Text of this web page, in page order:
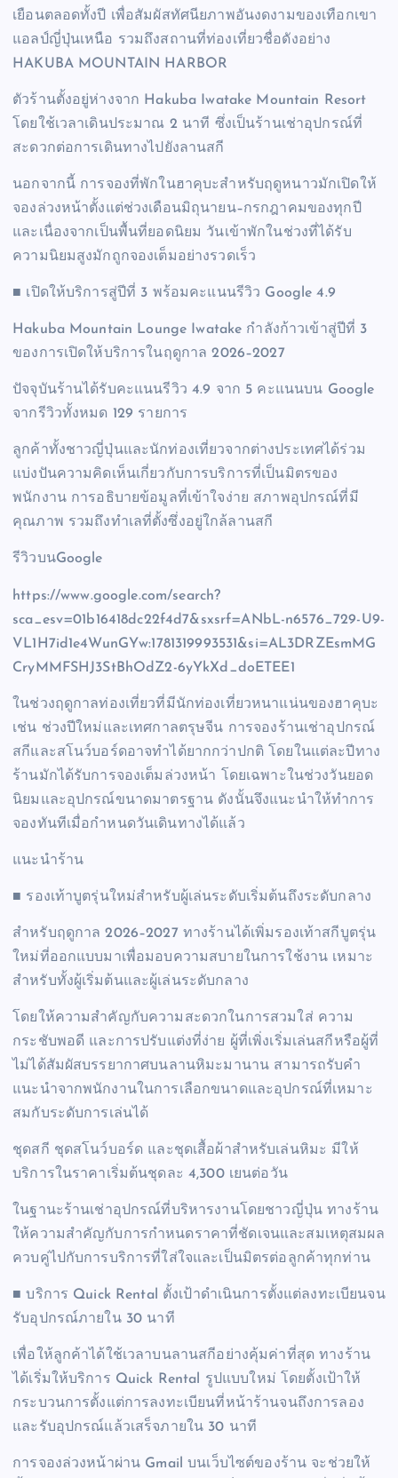
เยือนตลอดทั้งปี เพื่อสัมผัสทัศนียภาพอันงดงามของเทือกเขา
แอลป์ญี่ปุ่นเหนือ รวมถึงสถานที่ท่องเที่ยวชื่อดังอย่าง
HAKUBA MOUNTAIN HARBOR
ตัวร้านตั้งอยู่ห่างจาก Hakuba Iwatake Mountain Resort
โดยใช้เวลาเดินประมาณ 2 นาที ซึ่งเป็นร้านเช่าอุปกรณ์ที่
สะดวกต่อการเดินทางไปยังลานสกี
นอกจากนี้ การจองที่พักในฮาคุบะสำหรับฤดูหนาวมักเปิดให้
จองล่วงหน้าตั้งแต่ช่วงเดือนมิถุนายน–กรกฎาคมของทุกปี
และเนื่องจากเป็นพื้นที่ยอดนิยม วันเข้าพักในช่วงที่ได้รับ
ความนิยมสูงมักถูกจองเต็มอย่างรวดเร็ว
■ เปิดให้บริการสู่ปีที่ 3 พร้อมคะแนนรีวิว Google 4.9
Hakuba Mountain Lounge Iwatake กำลังก้าวเข้าสู่ปีที่ 3
ของการเปิดให้บริการในฤดูกาล 2026–2027
ปัจจุบันร้านได้รับคะแนนรีวิว 4.9 จาก 5 คะแนนบน Google
จากรีวิวทั้งหมด 129 รายการ
ลูกค้าทั้งชาวญี่ปุ่นและนักท่องเที่ยวจากต่างประเทศได้ร่วม
แบ่งปันความคิดเห็นเกี่ยวกับการบริการที่เป็นมิตรของ
พนักงาน การอธิบายข้อมูลที่เข้าใจง่าย สภาพอุปกรณ์ที่มี
คุณภาพ รวมถึงทำเลที่ตั้งซึ่งอยู่ใกล้ลานสกี
รีวิวบนGoogle
https://www.google.com/search?
sca_esv=01b16418dc22f4d7&sxsrf=ANbL-n6576_729-U9-
VL1H7id1e4WunGYw:1781319993531&si=AL3DRZEsmMG
CryMMFSHJ3StBhOdZ2-6yYkXd_doETEE1
ในช่วงฤดูกาลท่องเที่ยวที่มีนักท่องเที่ยวหนาแน่นของฮาคุบะ
เช่น ช่วงปีใหม่และเทศกาลตรุษจีน การจองร้านเช่าอุปกรณ์
สกีและสโนว์บอร์ดอาจทำได้ยากกว่าปกติ โดยในแต่ละปีทาง
ร้านมักได้รับการจองเต็มล่วงหน้า โดยเฉพาะในช่วงวันยอด
นิยมและอุปกรณ์ขนาดมาตรฐาน ดังนั้นจึงแนะนำให้ทำการ
จองทันทีเมื่อกำหนดวันเดินทางได้แล้ว
แนะนำร้าน
■ รองเท้าบูตรุ่นใหม่สำหรับผู้เล่นระดับเริ่มต้นถึงระดับกลาง
สำหรับฤดูกาล 2026–2027 ทางร้านได้เพิ่มรองเท้าสกีบูตรุ่น
ใหม่ที่ออกแบบมาเพื่อมอบความสบายในการใช้งาน เหมาะ
สำหรับทั้งผู้เริ่มต้นและผู้เล่นระดับกลาง
โดยให้ความสำคัญกับความสะดวกในการสวมใส่ ความ
กระชับพอดี และการปรับแต่งที่ง่าย ผู้ที่เพิ่งเริ่มเล่นสกีหรือผู้ที่
ไม่ได้สัมผัสบรรยากาศบนลานหิมะมานาน สามารถรับคำ
แนะนำจากพนักงานในการเลือกขนาดและอุปกรณ์ที่เหมาะ
สมกับระดับการเล่นได้
ชุดสกี ชุดสโนว์บอร์ด และชุดเสื้อผ้าสำหรับเล่นหิมะ มีให้
บริการในราคาเริ่มต้นชุดละ 4,300 เยนต่อวัน
ในฐานะร้านเช่าอุปกรณ์ที่บริหารงานโดยชาวญี่ปุ่น ทางร้าน
ให้ความสำคัญกับการกำหนดราคาที่ชัดเจนและสมเหตุสมผล
ควบคู่ไปกับการบริการที่ใส่ใจและเป็นมิตรต่อลูกค้าทุกท่าน
■ บริการ Quick Rental ตั้งเป้าดำเนินการตั้งแต่ลงทะเบียนจน
รับอุปกรณ์ภายใน 30 นาที
เพื่อให้ลูกค้าได้ใช้เวลาบนลานสกีอย่างคุ้มค่าที่สุด ทางร้าน
ได้เริ่มให้บริการ Quick Rental รูปแบบใหม่ โดยตั้งเป้าให้
กระบวนการตั้งแต่การลงทะเบียนที่หน้าร้านจนถึงการลอง
และรับอุปกรณ์แล้วเสร็จภายใน 30 นาที
การจองล่วงหน้าผ่าน Gmail บนเว็บไซต์ของร้าน จะช่วยให้